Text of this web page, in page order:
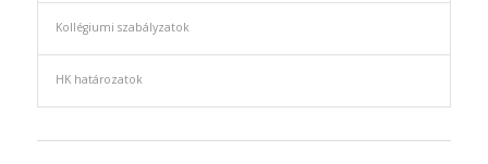
Kollégiumi szabályzatok
HK határozatok